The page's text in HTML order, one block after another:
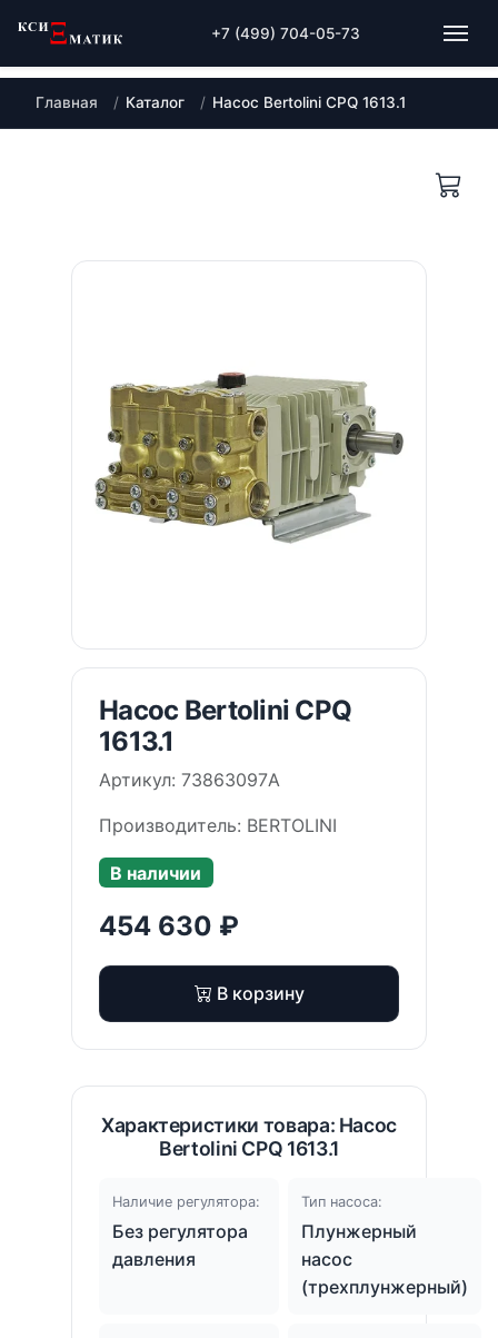
+7 (499) 704-05-73
Главная Каталог Насос Bertolini CPQ 1613.1
Насос Bertolini CPQ
1613.1
Артикул: 73863097A
Производитель: BERTOLINI
В наличии
454 630 ₽
В корзину
Характеристики товара: Насос
Bertolini CPQ 1613.1
Наличие регулятора:
Без регулятора
давления
Тип насоса:
Плунжерный
насос
(трехплунжерный)